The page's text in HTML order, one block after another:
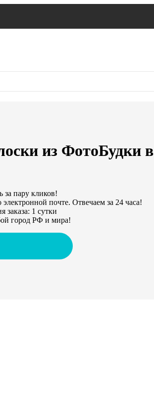
из ФотоБудки в
за пару кликов!
электронной почте. Отвечаем за 24 часа!
заказа: 1 сутки
город РФ и мира!